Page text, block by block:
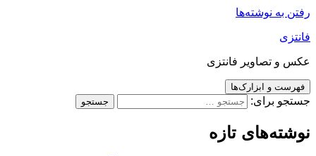
رفتن به نوشته‌ها
فانتزی
عکس و تصاویر فانتزی
فهرست و ابزارک‌ها
جستجو برای:
نوشته‌های تازه